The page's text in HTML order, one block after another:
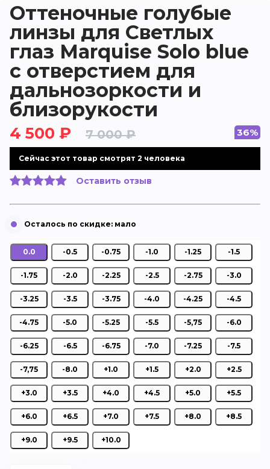
Оттеночные голубые
линзы для Светлых
глаз Marquise Solo blue
с отверстием для
дальнозоркости и
близорукости
4 500 ₽ 7 000 ₽ 36%
Cейчас этот товар смотрят 2 человека
Оставить отзыв
0.0 -0.5 -0.75 -1.0 -1.25 -1.5
-1.75 -2.0 -2.25 -2.5 -2.75 -3.0
-3.25 -3.5 -3.75 -4.0 -4.25 -4.5
-4.75 -5.0 -5.25 -5.5 -5,75 -6.0
-6.25 -6.5 -6.75 -7.0 -7.25 -7.5
-7,75 -8.0 +1.0 +1.5 +2.0 +2.5
+3.0 +3.5 +4.0 +4.5 +5.0 +5.5
+6.0 +6.5 +7.0 +7.5 +8.0 +8.5
+9.0 +9.5 +10.0